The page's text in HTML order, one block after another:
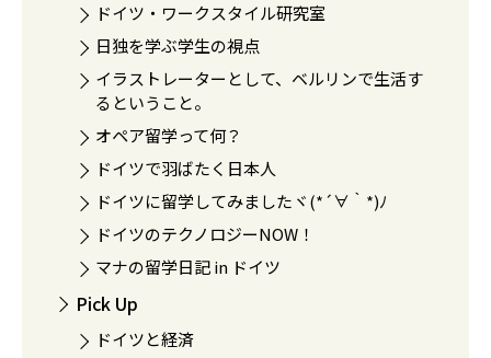
ドイツ・ワークスタイル研究室
日独を学ぶ学生の視点
イラストレーターとして、ベルリンで生活す
るということ。
オペア留学って何？
ドイツで羽ばたく日本人
ドイツに留学してみましたヾ(*´∀｀*)ﾉ
ドイツのテクノロジーNOW！
マナの留学日記 in ドイツ
Pick Up
ドイツと経済